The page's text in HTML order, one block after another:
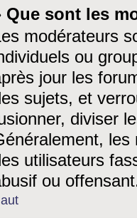
Que sont les
modérateurs
ou
jour les
sujets, et
diviser
les
utilisateurs
ou